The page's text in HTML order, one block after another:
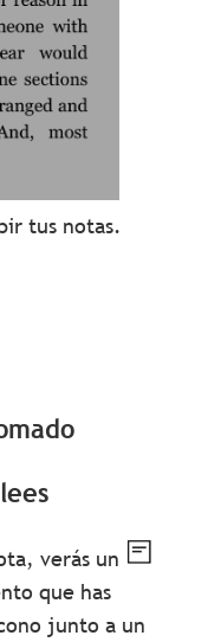
tus notas.
verás un
que has
junto a un